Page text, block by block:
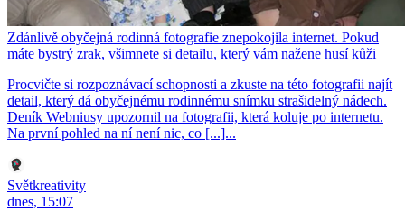
Zdánlivě obyčejná rodinná fotografie znepokojila internet. Pokud
máte bystrý zrak, všimnete si detailu, který vám nažene husí kůži
Procvičte si rozpoznávací schopnosti a zkuste na této fotografii najít
detail, který dá obyčejnému rodinnému snímku strašidelný nádech.
Deník Webniusy upozornil na fotografii, která koluje po internetu.
Na první pohled na ní není nic, co [...]...
Světkreativity
dnes, 15:07